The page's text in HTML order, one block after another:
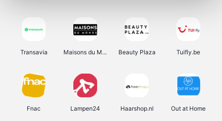
Transavia Maisons du Monde Beauty Plaza Tuifly.be
Fnac Lampen24 Haarshop.nl Out at Home